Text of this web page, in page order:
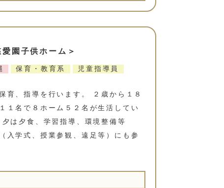
園子供ホーム＞
保育・教育系
児童指導員
育、指導を行います。 ２歳から１８
１名で８ホーム５２名が生活してい
は夕食、学習指導、環境整備等
入学式、授業参観、遠足等）にも参